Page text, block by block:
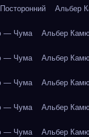
Альбер
— Чума Альбер
— Чума Альбер
— Чума Альбер
— Чума Альбер
— Чума Альбер